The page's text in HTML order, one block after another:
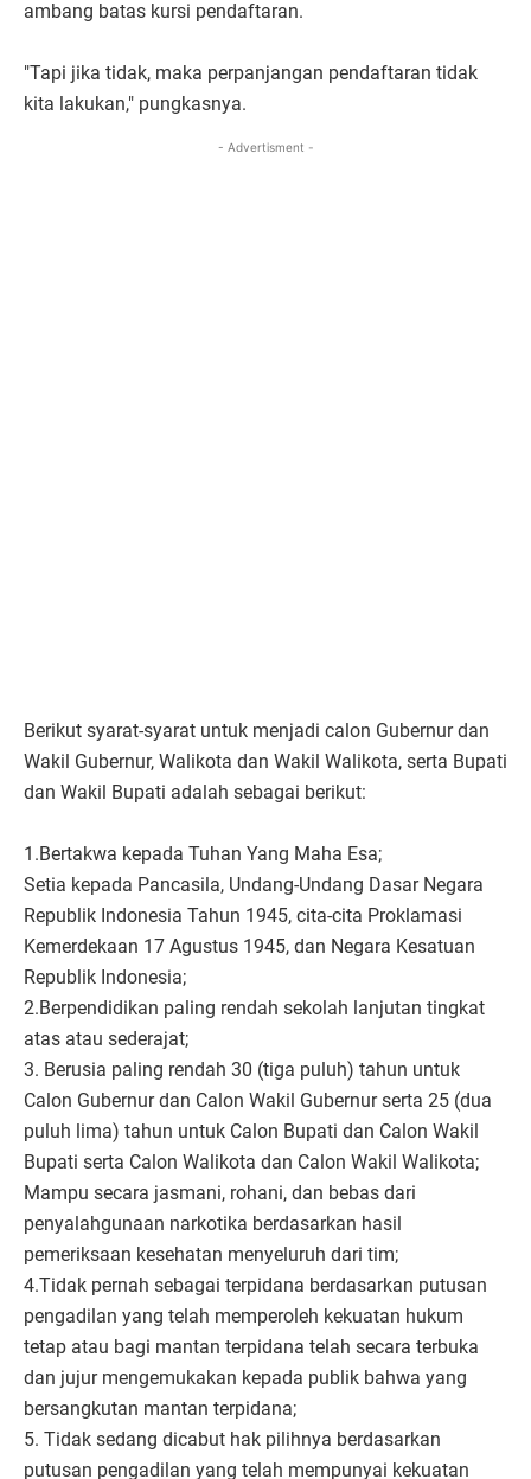
ambang batas kursi pendaftaran.
"Tapi jika tidak, maka perpanjangan pendaftaran tidak
kita lakukan," pungkasnya.
- Advertisment -
Berikut syarat-syarat untuk menjadi calon Gubernur dan
Wakil Gubernur, Walikota dan Wakil Walikota, serta Bupati
dan Wakil Bupati adalah sebagai berikut:
1.Bertakwa kepada Tuhan Yang Maha Esa;
Setia kepada Pancasila, Undang-Undang Dasar Negara
Republik Indonesia Tahun 1945, cita-cita Proklamasi
Kemerdekaan 17 Agustus 1945, dan Negara Kesatuan
Republik Indonesia;
2.Berpendidikan paling rendah sekolah lanjutan tingkat
atas atau sederajat;
3. Berusia paling rendah 30 (tiga puluh) tahun untuk
Calon Gubernur dan Calon Wakil Gubernur serta 25 (dua
puluh lima) tahun untuk Calon Bupati dan Calon Wakil
Bupati serta Calon Walikota dan Calon Wakil Walikota;
Mampu secara jasmani, rohani, dan bebas dari
penyalahgunaan narkotika berdasarkan hasil
pemeriksaan kesehatan menyeluruh dari tim;
4.Tidak pernah sebagai terpidana berdasarkan putusan
pengadilan yang telah memperoleh kekuatan hukum
tetap atau bagi mantan terpidana telah secara terbuka
dan jujur mengemukakan kepada publik bahwa yang
bersangkutan mantan terpidana;
5. Tidak sedang dicabut hak pilihnya berdasarkan
putusan pengadilan yang telah mempunyai kekuatan